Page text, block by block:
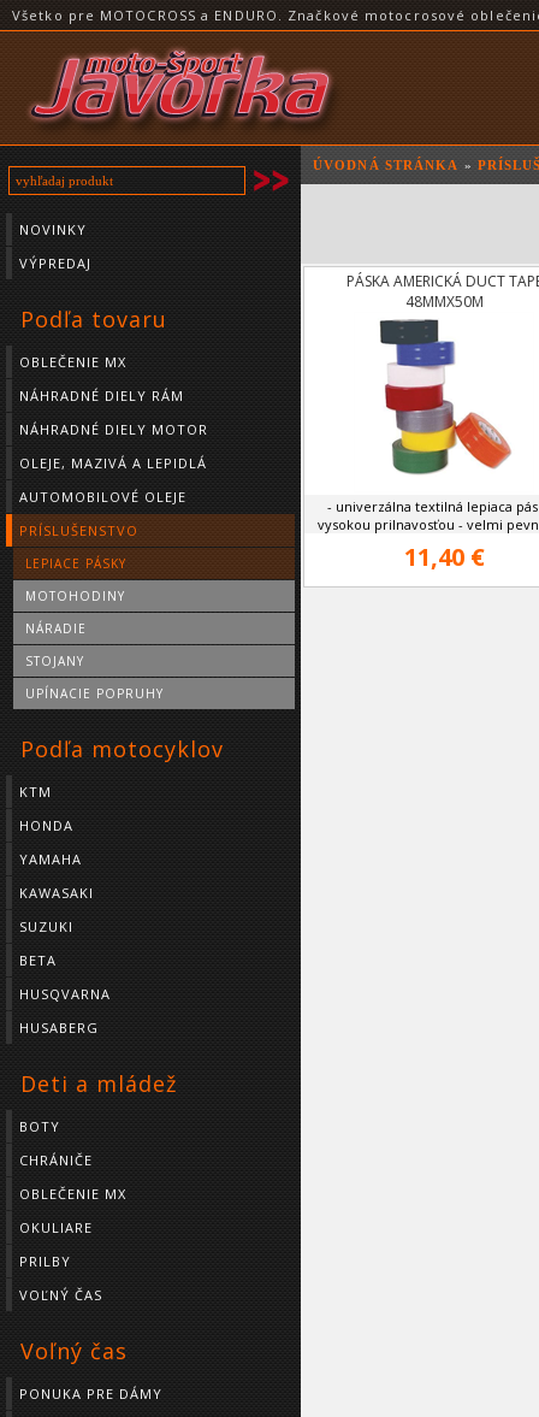
Všetko pre MOTOCROSS a ENDURO. Značkové motocrosové
NOVINKY
VÝPREDAJ
Podľa tovaru
OBLEČENIE MX
NÁHRADNÉ DIELY RÁM
NÁHRADNÉ DIELY MOTOR
OLEJE, MAZIVÁ A LEPIDLÁ
AUTOMOBILOVÉ OLEJE
PRÍSLUŠENSTVO
LEPIACE PÁSKY
MOTOHODINY
NÁRADIE
STOJANY
UPÍNACIE POPRUHY
Podľa motocyklov
KTM
HONDA
YAMAHA
KAWASAKI
SUZUKI
BETA
HUSQVARNA
HUSABERG
Deti a mládež
BOTY
CHRÁNIČE
OBLEČENIE MX
OKULIARE
PRILBY
VOĽNÝ ČAS
Voľný čas
PONUKA PRE DÁMY
ÚVODNÁ STRÁNKA »
PÁSKA AMERICKÁ DUCT
48MMX50M
- univerzálna textilná lepiaca
vysokou prilnavosťou - velmi
11,40 €